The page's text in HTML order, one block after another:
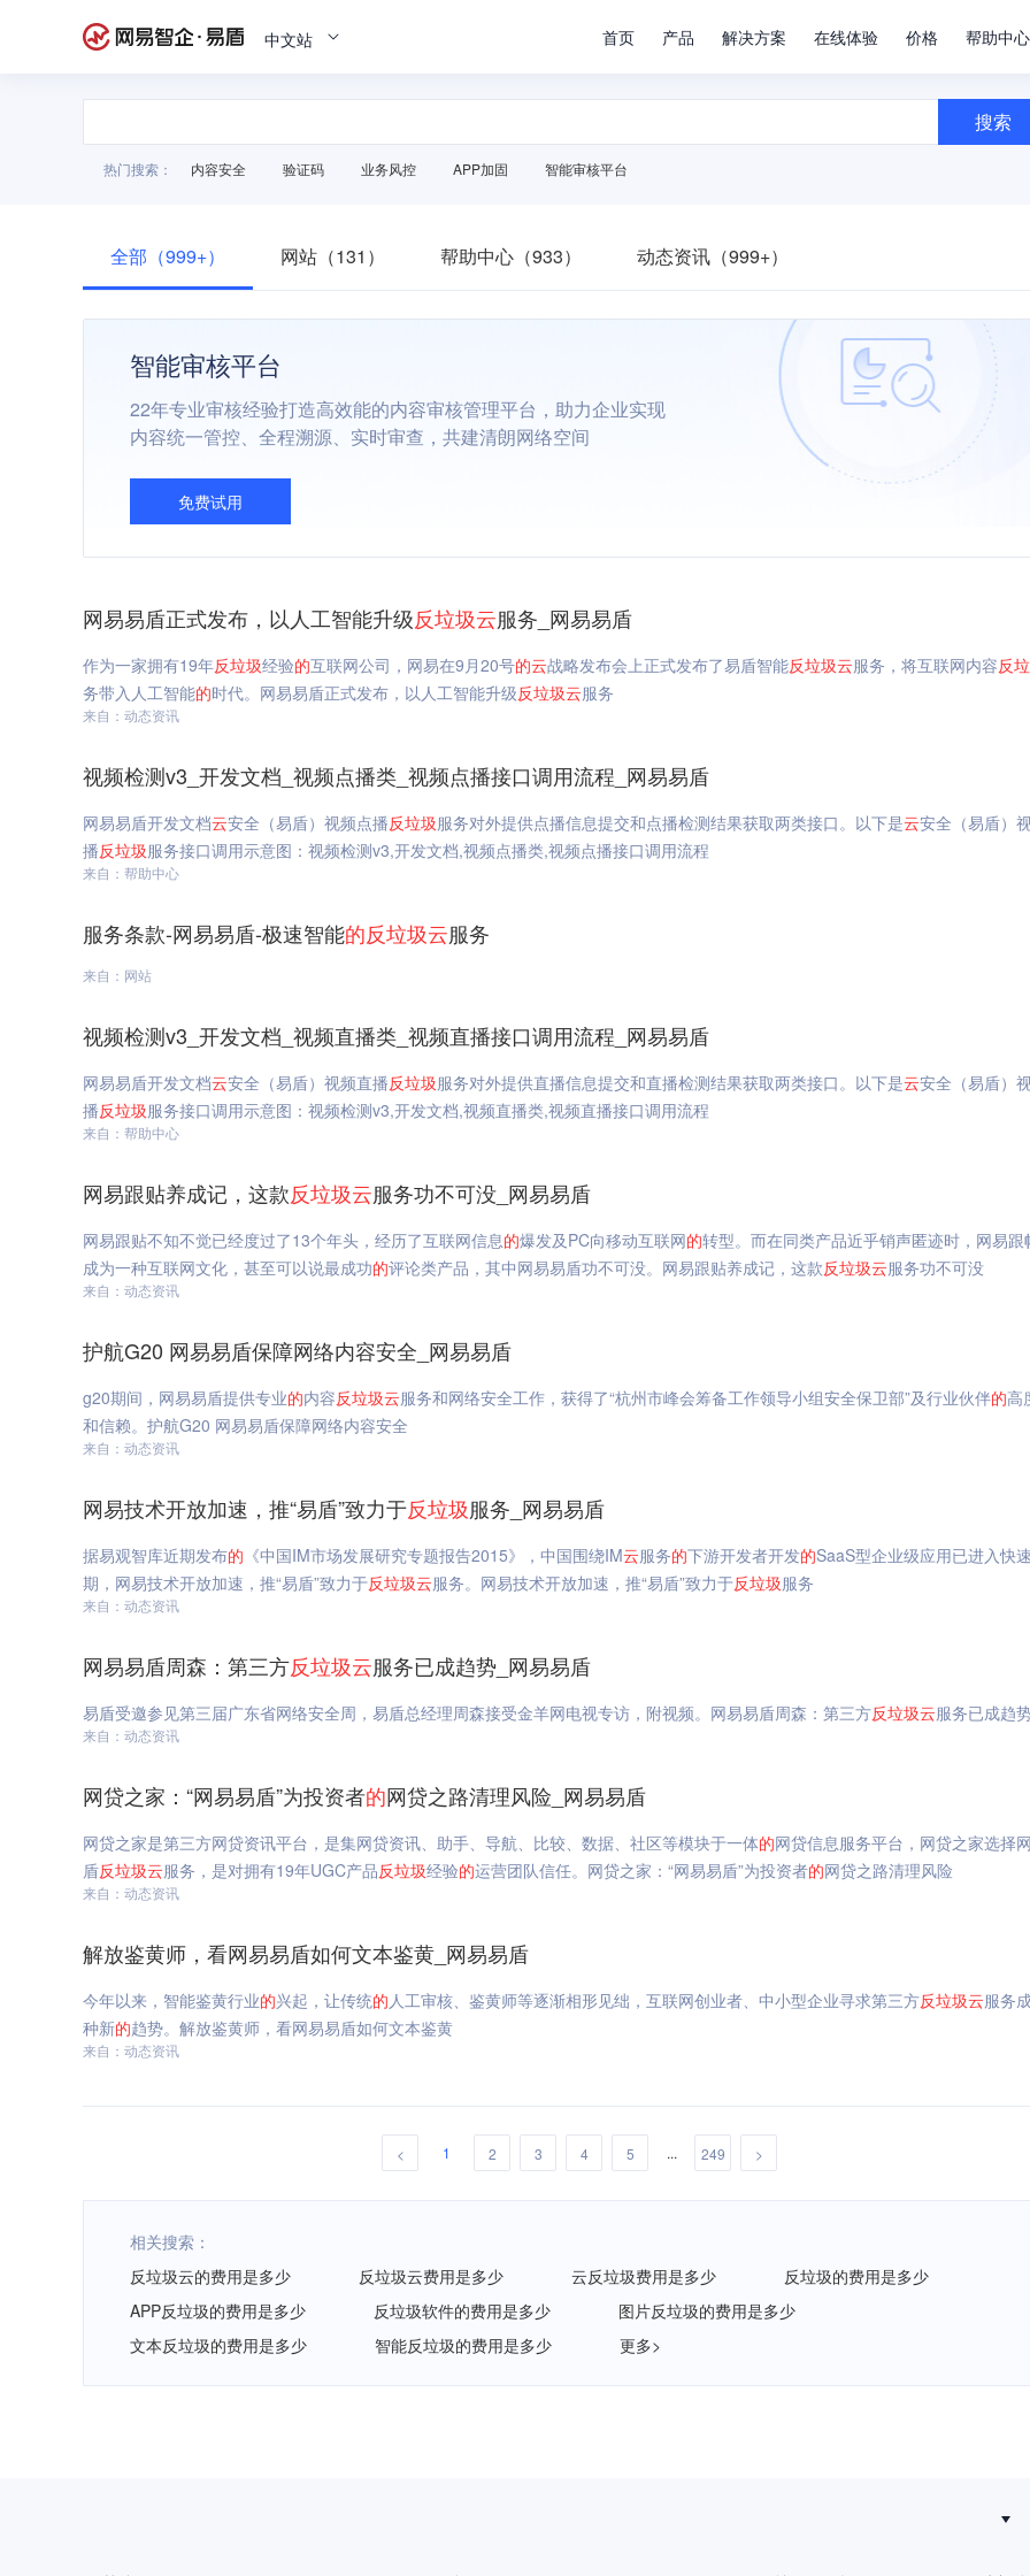
中文站 首页 产品 解决方案 在线体验 价格 帮助中心
搜索
热门搜索： 内容安全 验证码 业务风控 APP加固 智能审核平台
全部（999+） 网站（131） 帮助中心（933） 动态资讯（999+）
智能审核平台
22年专业审核经验打造高效能的内容审核管理平台，助力企业实现
内容统一管控、全程溯源、实时审查，共建清朗网络空间
免费试用
网易易盾正式发布，以人工智能升级反垃圾云服务_网易易盾
作为一家拥有19年反垃圾经验的互联网公司，网易在9月20号的云战略发布会上正式发布了易盾智能反垃圾云服务，将互联网内容反
务带入人工智能的时代。网易易盾正式发布，以人工智能升级反垃圾云服务
来自：动态资讯
视频检测v3_开发文档_视频点播类_视频点播接口调用流程_网易易盾
网易易盾开发文档云安全（易盾）视频点播反垃圾服务对外提供点播信息提交和点播检测结果获取两类接口。以下是云安全（易盾）
播反垃圾服务接口调用示意图：视频检测v3,开发文档,视频点播类,视频点播接口调用流程
来自：帮助中心
服务条款-网易易盾-极速智能的反垃圾云服务
来自：网站
视频检测v3_开发文档_视频直播类_视频直播接口调用流程_网易易盾
网易易盾开发文档云安全（易盾）视频直播反垃圾服务对外提供直播信息提交和直播检测结果获取两类接口。以下是云安全（易盾）
播反垃圾服务接口调用示意图：视频检测v3,开发文档,视频直播类,视频直播接口调用流程
来自：帮助中心
网易跟贴养成记，这款反垃圾云服务功不可没_网易易盾
网易跟贴不知不觉已经度过了13个年头，经历了互联网信息的爆发及PC向移动互联网的转型。而在同类产品近乎销声匿迹时，网易跟
成为一种互联网文化，甚至可以说最成功的评论类产品，其中网易易盾功不可没。网易跟贴养成记，这款反垃圾云服务功不可没
来自：动态资讯
护航G20 网易易盾保障网络内容安全_网易易盾
g20期间，网易易盾提供专业的内容反垃圾云服务和网络安全工作，获得了“杭州市峰会筹备工作领导小组安全保卫部”及行业伙伴的高
和信赖。护航G20 网易易盾保障网络内容安全
来自：动态资讯
网易技术开放加速，推“易盾”致力于反垃圾服务_网易易盾
据易观智库近期发布的 《中国IM市场发展研究专题报告2015》，中国围绕IM云服务的下游开发者开发的SaaS型企业级应用已进入快
期，网易技术开放加速，推“易盾”致力于反垃圾云服务。网易技术开放加速，推“易盾”致力于反垃圾服务
来自：动态资讯
网易易盾周森：第三方反垃圾云服务已成趋势_网易易盾
易盾受邀参见第三届广东省网络安全周，易盾总经理周森接受金羊网电视专访，附视频。网易易盾周森：第三方反垃圾云服务已成趋
来自：动态资讯
网贷之家：“网易易盾”为投资者的网贷之路清理风险_网易易盾
网贷之家是第三方网贷资讯平台，是集网贷资讯、助手、导航、比较、数据、社区等模块于一体的网贷信息服务平台，网贷之家选择
盾反垃圾云服务，是对拥有19年UGC产品反垃圾经验的运营团队信任。网贷之家：“网易易盾”为投资者的网贷之路清理风险
来自：动态资讯
解放鉴黄师，看网易易盾如何文本鉴黄_网易易盾
今年以来，智能鉴黄行业的兴起，让传统的人工审核、鉴黄师等逐渐相形见绌，互联网创业者、中小型企业寻求第三方反垃圾云服务
种新的趋势。解放鉴黄师，看网易易盾如何文本鉴黄
来自：动态资讯
< 1 2 3 4 5 ... 249 >
相关搜索：
反垃圾云的费用是多少
反垃圾云费用是多少 云反垃圾费用是多少
反垃圾的费用是多少
APP反垃圾的费用是多少
反垃圾软件的费用是多少
图片反垃圾的费用是多少
文本反垃圾的费用是多少
智能反垃圾的费用是多少 更多>